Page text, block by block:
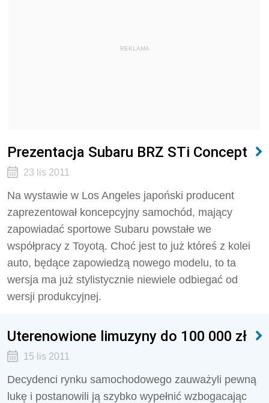
REKLAMA
Prezentacja Subaru BRZ STi Concept
23 lis 2011
Na wystawie w Los Angeles japoński producent
zaprezentował koncepcyjny samochód, mający
zapowiadać sportowe Subaru powstałe we
współpracy z Toyotą. Choć jest to już któreś z kolei
auto, będące zapowiedzą nowego modelu, to ta
wersja ma już stylistycznie niewiele odbiegać od
wersji produkcyjnej.
Uterenowione limuzyny do 100 000 zł
15 lis 2011
Decydenci rynku samochodowego zauważyli pewną
lukę i postanowili ją szybko wypełnić wzbogacając